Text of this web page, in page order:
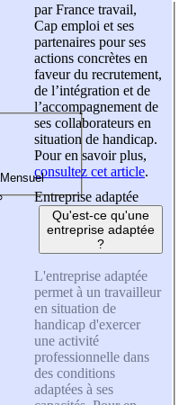
par France travail,
Cap emploi et ses
partenaires pour ses
actions concrètes en
faveur du recrutement,
de l’intégration et de
l’accompagnement de
ses collaborateurs en
situation de handicap.
Pour en savoir plus,
consultez cet article.
Entreprise adaptée
Qu'est-ce qu'une
entreprise adaptée
?
L'entreprise adaptée
permet à un travailleur
en situation de
handicap d'exercer
une activité
professionnelle dans
des conditions
adaptées à ses